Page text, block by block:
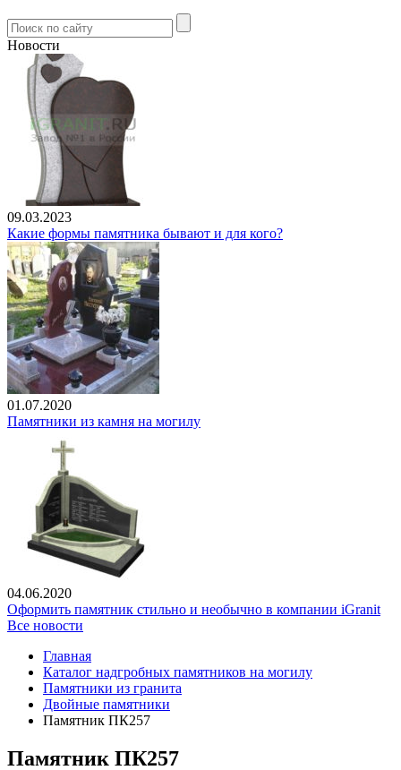
Новости
09.03.2023
Какие формы памятника бывают и для кого?
01.07.2020
Памятники из камня на могилу
04.06.2020
Оформить памятник стильно и необычно в компании iGranit
Все новости
Главная
Каталог надгробных памятников на могилу
Памятники из гранита
Двойные памятники
Памятник ПК257
Памятник ПК257